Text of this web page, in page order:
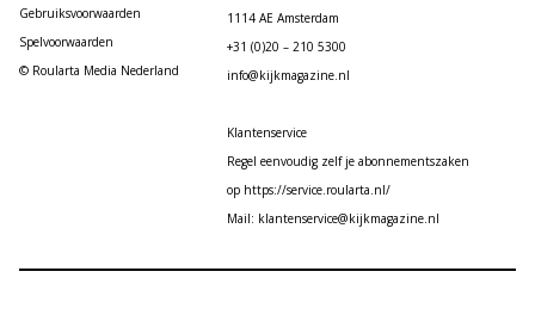
Gebruiksvoorwaarden
Spelvoorwaarden
© Roularta Media Nederland
1114 AE Amsterdam
+31 (0)20 – 210 5300
info@kijkmagazine.nl
Klantenservice
Regel eenvoudig zelf je abonnementszaken
op https://service.roularta.nl/
Mail: klantenservice@kijkmagazine.nl